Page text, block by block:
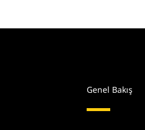
Genel Bakış